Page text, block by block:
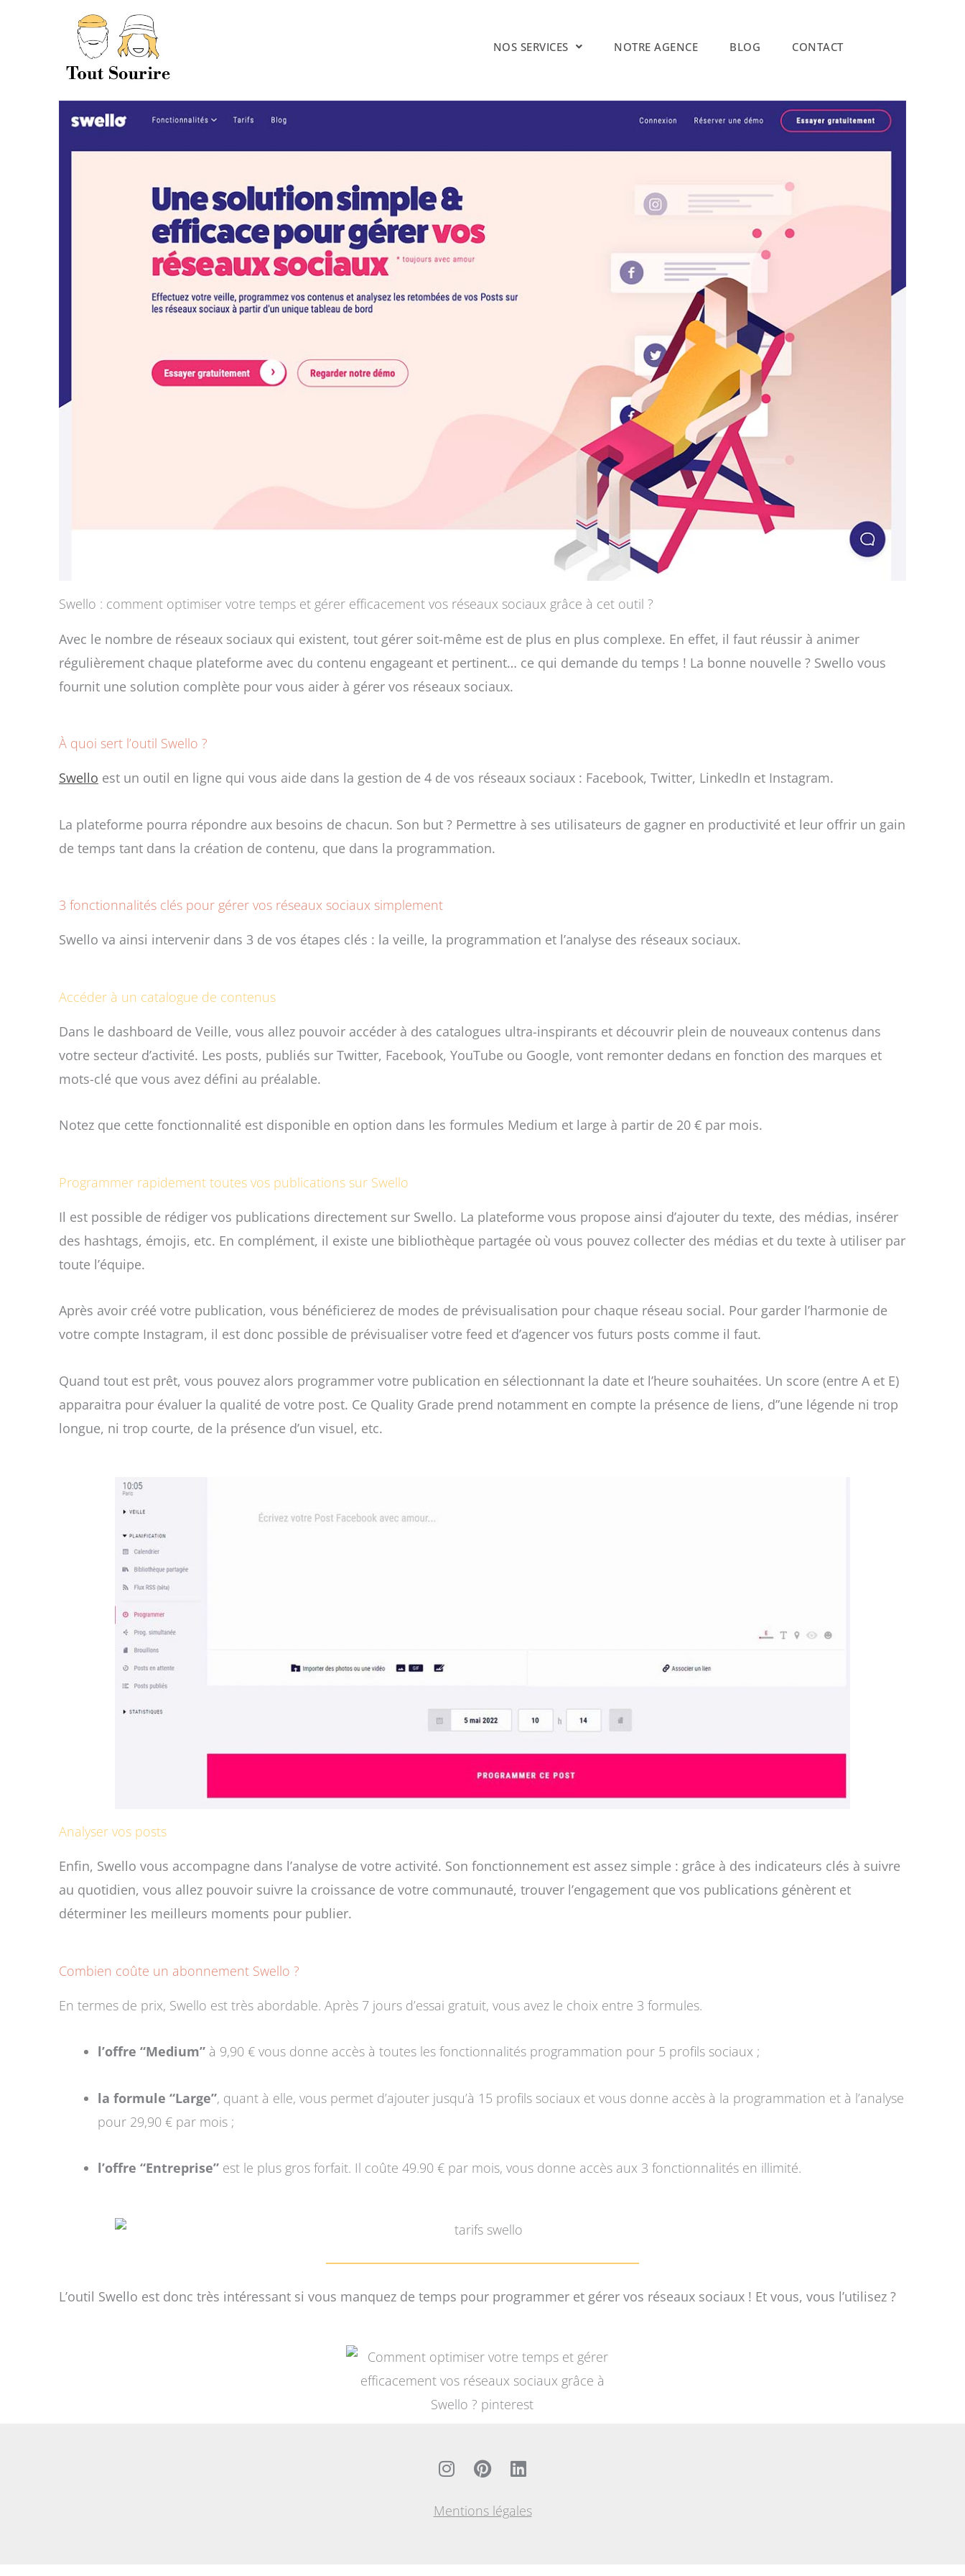
NOS SERVICES NOTRE AGENCE BLOG CONTACT
Swello : comment optimiser votre temps et gérer efficacement vos réseaux sociaux grâce à cet outil ?
Avec le nombre de réseaux sociaux qui existent, tout gérer soit-même est de plus en plus complexe. En effet, il faut réussir à animer
régulièrement chaque plateforme avec du contenu engageant et pertinent… ce qui demande du temps ! La bonne nouvelle ? Swello vous
fournit une solution complète pour vous aider à gérer vos réseaux sociaux.
À quoi sert l’outil Swello ?
Swello est un outil en ligne qui vous aide dans la gestion de 4 de vos réseaux sociaux : Facebook, Twitter, LinkedIn et Instagram.
La plateforme pourra répondre aux besoins de chacun. Son but ? Permettre à ses utilisateurs de gagner en productivité et leur offrir un gain
de temps tant dans la création de contenu, que dans la programmation.
3 fonctionnalités clés pour gérer vos réseaux sociaux simplement
Swello va ainsi intervenir dans 3 de vos étapes clés : la veille, la programmation et l’analyse des réseaux sociaux.
Accéder à un catalogue de contenus
Dans le dashboard de Veille, vous allez pouvoir accéder à des catalogues ultra-inspirants et découvrir plein de nouveaux contenus dans
votre secteur d’activité. Les posts, publiés sur Twitter, Facebook, YouTube ou Google, vont remonter dedans en fonction des marques et
mots-clé que vous avez défini au préalable.
Notez que cette fonctionnalité est disponible en option dans les formules Medium et large à partir de 20 € par mois.
Programmer rapidement toutes vos publications sur Swello
Il est possible de rédiger vos publications directement sur Swello. La plateforme vous propose ainsi d’ajouter du texte, des médias, insérer
des hashtags, émojis, etc. En complément, il existe une bibliothèque partagée où vous pouvez collecter des médias et du texte à utiliser par
toute l’équipe.
Après avoir créé votre publication, vous bénéficierez de modes de prévisualisation pour chaque réseau social. Pour garder l’harmonie de
votre compte Instagram, il est donc possible de prévisualiser votre feed et d’agencer vos futurs posts comme il faut.
Quand tout est prêt, vous pouvez alors programmer votre publication en sélectionnant la date et l’heure souhaitées. Un score (entre A et E)
apparaitra pour évaluer la qualité de votre post. Ce Quality Grade prend notamment en compte la présence de liens, d”une légende ni trop
longue, ni trop courte, de la présence d’un visuel, etc.
Analyser vos posts
Enfin, Swello vous accompagne dans l’analyse de votre activité. Son fonctionnement est assez simple : grâce à des indicateurs clés à suivre
au quotidien, vous allez pouvoir suivre la croissance de votre communauté, trouver l’engagement que vos publications génèrent et
déterminer les meilleurs moments pour publier.
Combien coûte un abonnement Swello ?
En termes de prix, Swello est très abordable. Après 7 jours d’essai gratuit, vous avez le choix entre 3 formules.
l’offre “Medium” à 9,90 € vous donne accès à toutes les fonctionnalités programmation pour 5 profils sociaux ;
la formule “Large”, quant à elle, vous permet d’ajouter jusqu’à 15 profils sociaux et vous donne accès à la programmation et à l’analyse
pour 29,90 € par mois ;
l’offre “Entreprise” est le plus gros forfait. Il coûte 49.90 € par mois, vous donne accès aux 3 fonctionnalités en illimité.
L’outil Swello est donc très intéressant si vous manquez de temps pour programmer et gérer vos réseaux sociaux ! Et vous, vous l’utilisez ?
I
s
t
P
i
n
t
L
n
k
Mentions légales